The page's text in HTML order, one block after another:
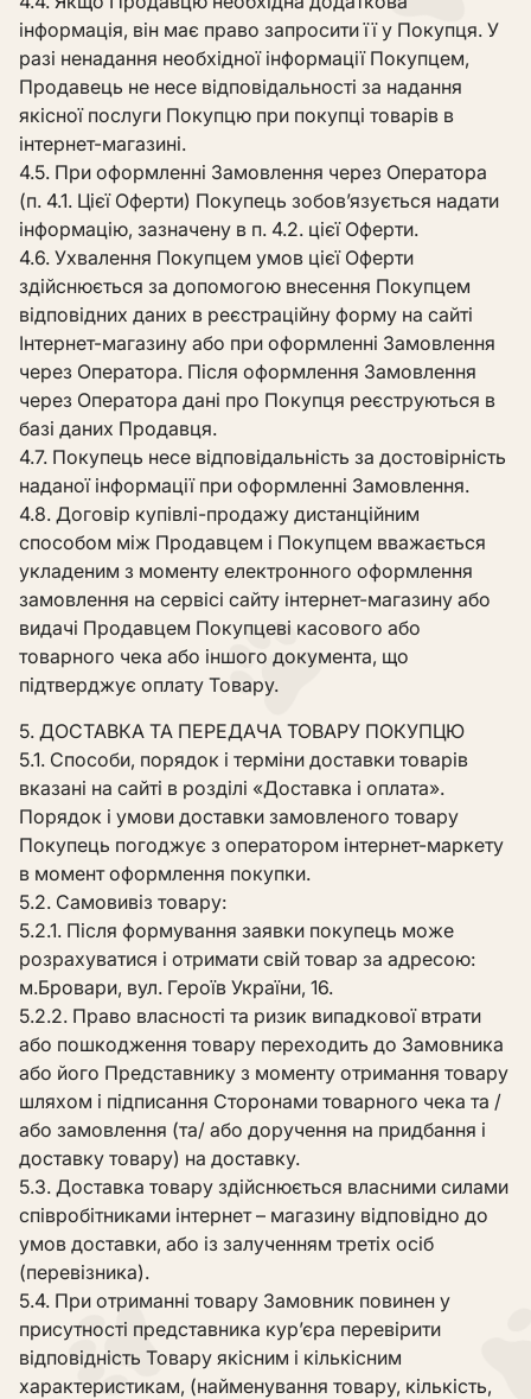
інформація, він має право запросити її у Покупця. У
разі ненадання необхідної інформації Покупцем,
Продавець не несе відповідальності за надання
якісної послуги Покупцю при покупці товарів в
інтернет-магазині.
4.5. При оформленні Замовлення через Оператора
(п. 4.1. Цієї Оферти) Покупець зобов’язується надати
інформацію, зазначену в п. 4.2. цієї Оферти.
4.6. Ухвалення Покупцем умов цієї Оферти
здійснюється за допомогою внесення Покупцем
відповідних даних в реєстраційну форму на сайті
Інтернет-магазину або при оформленні Замовлення
через Оператора. Після оформлення Замовлення
через Оператора дані про Покупця реєструються в
базі даних Продавця.
4.7. Покупець несе відповідальність за достовірність
наданої інформації при оформленні Замовлення.
4.8. Договір купівлі-продажу дистанційним
способом між Продавцем і Покупцем вважається
укладеним з моменту електронного оформлення
замовлення на сервісі сайту інтернет-магазину або
видачі Продавцем Покупцеві касового або
товарного чека або іншого документа, що
підтверджує оплату Товару.
5. ДОСТАВКА ТА ПЕРЕДАЧА ТОВАРУ ПОКУПЦЮ
5.1. Способи, порядок і терміни доставки товарів
вказані на сайті в розділі «Доставка і оплата».
Порядок і умови доставки замовленого товару
Покупець погоджує з оператором інтернет-маркету
в момент оформлення покупки.
5.2. Самовивіз товару:
5.2.1. Після формування заявки покупець може
розрахуватися і отримати свій товар за адресою:
м.Бровари, вул. Героїв України, 16.
5.2.2. Право власності та ризик випадкової втрати
або пошкодження товару переходить до Замовника
або його Представнику з моменту отримання товару
шляхом і підписання Сторонами товарного чека та /
або замовлення (та/ або доручення на придбання і
доставку товару) на доставку.
5.3. Доставка товару здійснюється власними силами
співробітниками інтернет – магазину відповідно до
умов доставки, або із залученням третіх осіб
(перевізника).
5.4. При отриманні товару Замовник повинен у
присутності представника кур’єра перевірити
відповідність Товару якісним і кількісним
характеристикам, (найменування товару, кількість,